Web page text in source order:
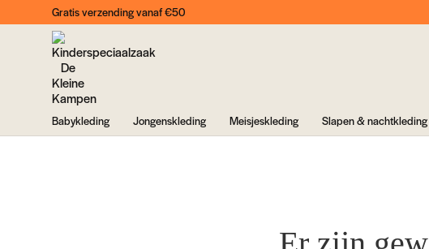
Gratis verzending vanaf €50
Babykleding Jongenskleding Meisjeskleding Slapen & nachtkleding